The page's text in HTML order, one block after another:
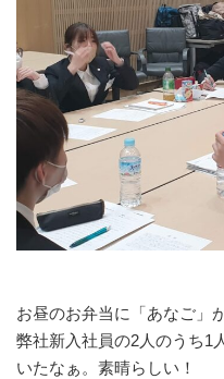
お昼のお弁当に「あなご」
弊社新入社員の2人のうち1
いたなぁ。素晴らしい！